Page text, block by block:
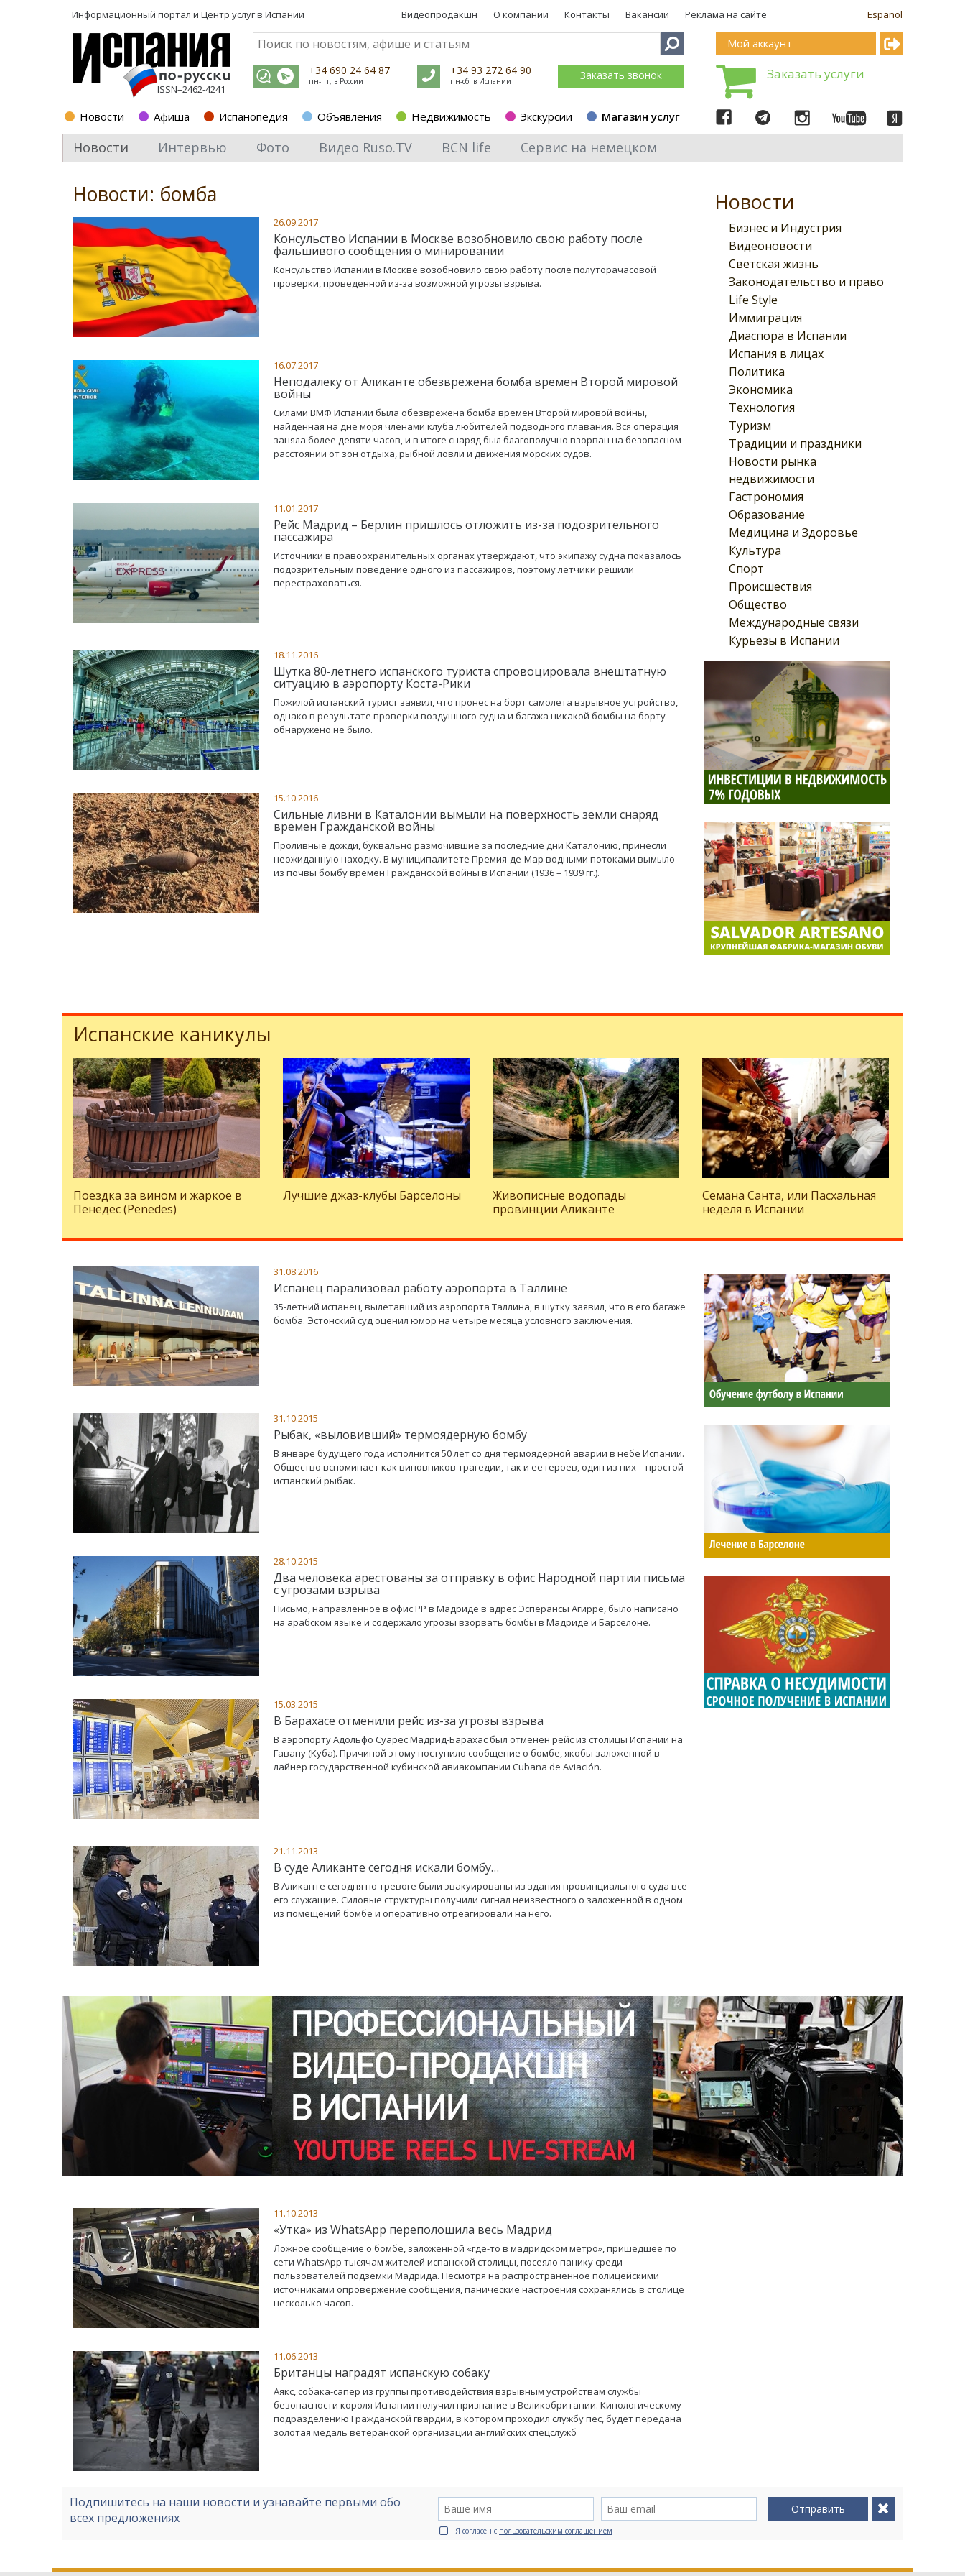
Информационный портал и Центр услуг в Испании Español
Видеопродакшн О компании Контакты Вакансии Реклама на сайте
ISSN–2462-4241
+34 690 24 64 87
пн-пт, в России
+34 93 272 64 90
пн-сб. в Испании Заказать звонок
Новости Афиша Испанопедия Объявления Недвижимость Экскурсии Магазин услуг
Мой аккаунт
Заказать услуги
Новости Интервью Фото Видео Ruso.TV BCN life Сервис на немецком
Новости
Бизнес и Индустрия
Видеоновости
Светская жизнь
Законодательство и право
Life Style
Иммиграция
Диаспора в Испании
Испания в лицах
Политика
Экономика
Технология
Туризм
Традиции и праздники
Новости рынка
недвижимости
Гастрономия
Образование
Медицина и Здоровье
Культура
Спорт
Происшествия
Общество
Международные связи
Курьезы в Испании
Новости: бомба
26.09.2017
Консульство Испании в Москве возобновило свою работу после
фальшивого сообщения о минировании
Консульство Испании в Москве возобновило свою работу после полуторачасовой
проверки, проведенной из-за возможной угрозы взрыва.
16.07.2017
Неподалеку от Аликанте обезврежена бомба времен Второй мировой
войны
Силами ВМФ Испании была обезврежена бомба времен Второй мировой войны,
найденная на дне моря членами клуба любителей подводного плавания. Вся операция
заняла более девяти часов, и в итоге снаряд был благополучно взорван на безопасном
расстоянии от зон отдыха, рыбной ловли и движения морских судов.
11.01.2017
Рейс Мадрид – Берлин пришлось отложить из-за подозрительного
пассажира
Источники в правоохранительных органах утверждают, что экипажу судна показалось
подозрительным поведение одного из пассажиров, поэтому летчики решили
перестраховаться.
18.11.2016
Шутка 80-летнего испанского туриста спровоцировала внештатную
ситуацию в аэропорту Коста-Рики
Пожилой испанский турист заявил, что пронес на борт самолета взрывное устройство,
однако в результате проверки воздушного судна и багажа никакой бомбы на борту
обнаружено не было.
15.10.2016
Сильные ливни в Каталонии вымыли на поверхность земли снаряд
времен Гражданской войны
Проливные дожди, буквально размочившие за последние дни Каталонию, принесли
неожиданную находку. В муниципалитете Премия-де-Мар водными потоками вымыло
из почвы бомбу времен Гражданской войны в Испании (1936 – 1939 гг.).
Испанские каникулы
Поездка за вином и жаркое в
Пенедес (Penedes)
Лучшие джаз-клубы Барселоны
Живописные водопады
провинции Аликанте
Семана Санта, или Пасхальная
неделя в Испании
31.08.2016
Испанец парализовал работу аэропорта в Таллине
35-летний испанец, вылетавший из аэропорта Таллина, в шутку заявил, что в его багаже
бомба. Эстонский суд оценил юмор на четыре месяца условного заключения.
31.10.2015
Рыбак, «выловивший» термоядерную бомбу
В январе будущего года исполнится 50 лет со дня термоядерной аварии в небе Испании.
Общество вспоминает как виновников трагедии, так и ее героев, один из них – простой
испанский рыбак.
28.10.2015
Два человека арестованы за отправку в офис Народной партии письма
с угрозами взрыва
Письмо, направленное в офис РР в Мадриде в адрес Эсперансы Агирре, было написано
на арабском языке и содержало угрозы взорвать бомбы в Мадриде и Барселоне.
15.03.2015
В Барахасе отменили рейс из-за угрозы взрыва
В аэропорту Адольфо Суарес Мадрид-Барахас был отменен рейс из столицы Испании на
Гавану (Куба). Причиной этому поступило сообщение о бомбе, якобы заложенной в
лайнер государственной кубинской авиакомпании Cubana de Aviación.
21.11.2013
В суде Аликанте сегодня искали бомбу…
В Аликанте сегодня по тревоге были эвакуированы из здания провинциального суда все
его служащие. Силовые структуры получили сигнал неизвестного о заложенной в одном
из помещений бомбе и оперативно отреагировали на него.
11.10.2013
«Утка» из WhatsApp переполошила весь Мадрид
Ложное сообщение о бомбе, заложенной «где-то в мадридском метро», пришедшее по
сети WhatsApp тысячам жителей испанской столицы, посеяло панику среди
пользователей подземки Мадрида. Несмотря на распространенное полицейскими
источниками опровержение сообщения, панические настроения сохранялись в столице
несколько часов.
11.06.2013
Британцы наградят испанскую собаку
Аякс, собака-сапер из группы противодействия взрывным устройствам службы
безопасности короля Испании получил признание в Великобритании. Кинологическому
подразделению Гражданской гвардии, в котором проходил службу пес, будет передана
золотая медаль ветеранской организации английских спецслужб
Подпишитесь на наши новости и узнавайте первыми обо
всех предложениях
Отправить
Я согласен с пользовательским соглашением